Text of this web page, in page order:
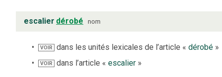
escalier dérobé nom
VOIR dans les unités lexicales de l’article «dérobé »
VOIR dans l’article «escalier »